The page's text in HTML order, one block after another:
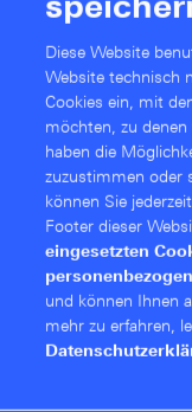
Diese Website
Website technisch
Cookies ein, mit
möchten, zu
haben die
zuzustimmen oder
können Sie
Footer dieser
eingesetzten
und können Ihnen
mehr zu erfahren,